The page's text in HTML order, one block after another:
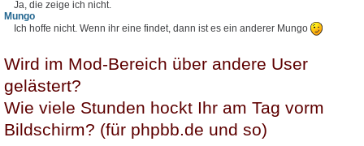
Ja, die zeige ich nicht.
Mungo
Ich hoffe nicht. Wenn ihr eine findet, dann ist es ein anderer Mungo
Wird im Mod-Bereich über andere User
gelästert?
Wie viele Stunden hockt Ihr am Tag vorm
Bildschirm? (für phpbb.de und so)